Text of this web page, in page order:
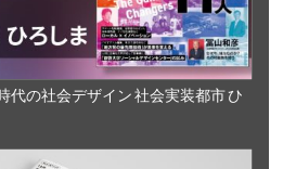
代の社会デザイン 社会実装都市 ひ